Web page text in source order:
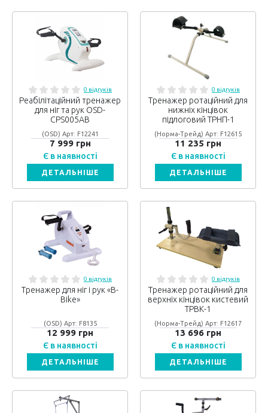
0 відгуків
Реабілітаційний тренажер
для ніг та рук OSD-
CPS005AB
(OSD) Арт: F12241
7 999 грн
Є в наявності
ДЕТАЛЬНІШЕ
0 відгуків
Тренажер ротаційний для
нижніх кінцівок
підлоговий ТРНП-1
(Норма-Трейд) Арт: F12615
11 235 грн
Є в наявності
ДЕТАЛЬНІШЕ
0 відгуків
Тренажер для ніг і рук «B-
Bike»
(OSD) Арт: F8135
12 999 грн
Є в наявності
ДЕТАЛЬНІШЕ
0 відгуків
Тренажер ротаційний для
верхніх кінцівок кистевий
ТРВК-1
(Норма-Трейд) Арт: F12617
13 696 грн
Є в наявності
ДЕТАЛЬНІШЕ